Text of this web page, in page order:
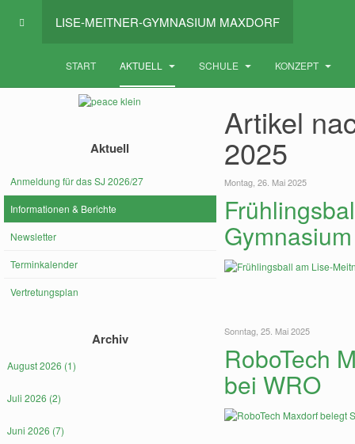
LISE-MEITNER-GYMNASIUM MAXDORF
START AKTUELL SCHULE KONZEPT
Artikel
2025
Montag, 26. Mai 2025
Sonntag, 25. Mai 2025
RoboTech
bei WRO
Aktuell
Anmeldung für das SJ 2026/27
Informationen & Berichte
Newsletter
Terminkalender
Vertretungsplan
Archiv
August 2026 (1)
Juli 2026 (2)
Juni 2026 (7)